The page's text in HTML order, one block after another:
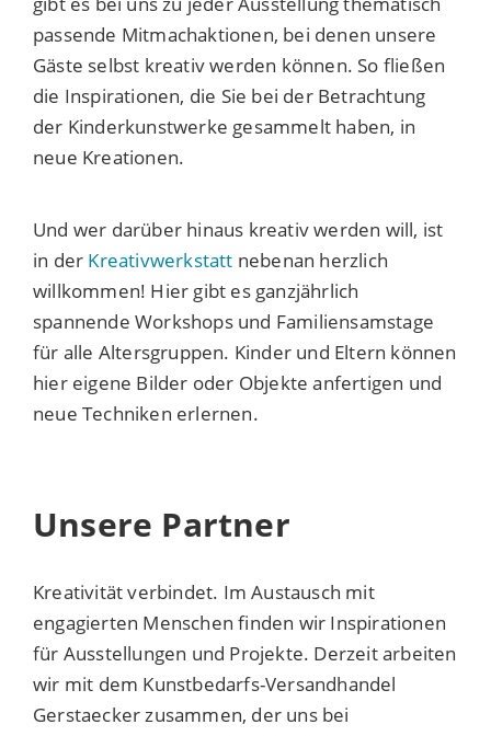
passende Mitmachaktionen, bei denen unsere
Gäste selbst kreativ werden können. So fließen
die Inspirationen, die Sie bei der Betrachtung
der Kinderkunstwerke gesammelt haben, in
neue Kreationen.
Und wer darüber hinaus kreativ werden will, ist
in der Kreativwerkstatt nebenan herzlich
willkommen! Hier gibt es ganzjährlich
spannende Workshops und Familiensamstage
für alle Altersgruppen. Kinder und Eltern können
hier eigene Bilder oder Objekte anfertigen und
neue Techniken erlernen.
Unsere Partner
Kreativität verbindet. Im Austausch mit
engagierten Menschen finden wir Inspirationen
für Ausstellungen und Projekte. Derzeit arbeiten
wir mit dem Kunstbedarfs-Versandhandel
Gerstaecker zusammen, der uns bei